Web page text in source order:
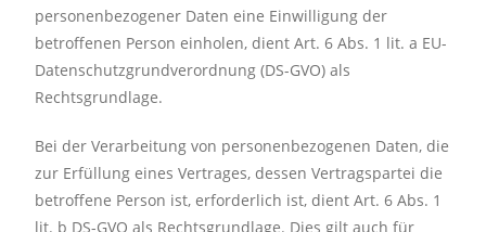
personenbezogener Daten eine Einwilligung der
betroffenen Person einholen, dient Art. 6 Abs. 1 lit. a EU-
Datenschutzgrundverordnung (DS-GVO) als
Rechtsgrundlage.
Bei der Verarbeitung von personenbezogenen Daten, die
zur Erfüllung eines Vertrages, dessen Vertragspartei die
betroffene Person ist, erforderlich ist, dient Art. 6 Abs. 1
lit. b DS-GVO als Rechtsgrundlage. Dies gilt auch für